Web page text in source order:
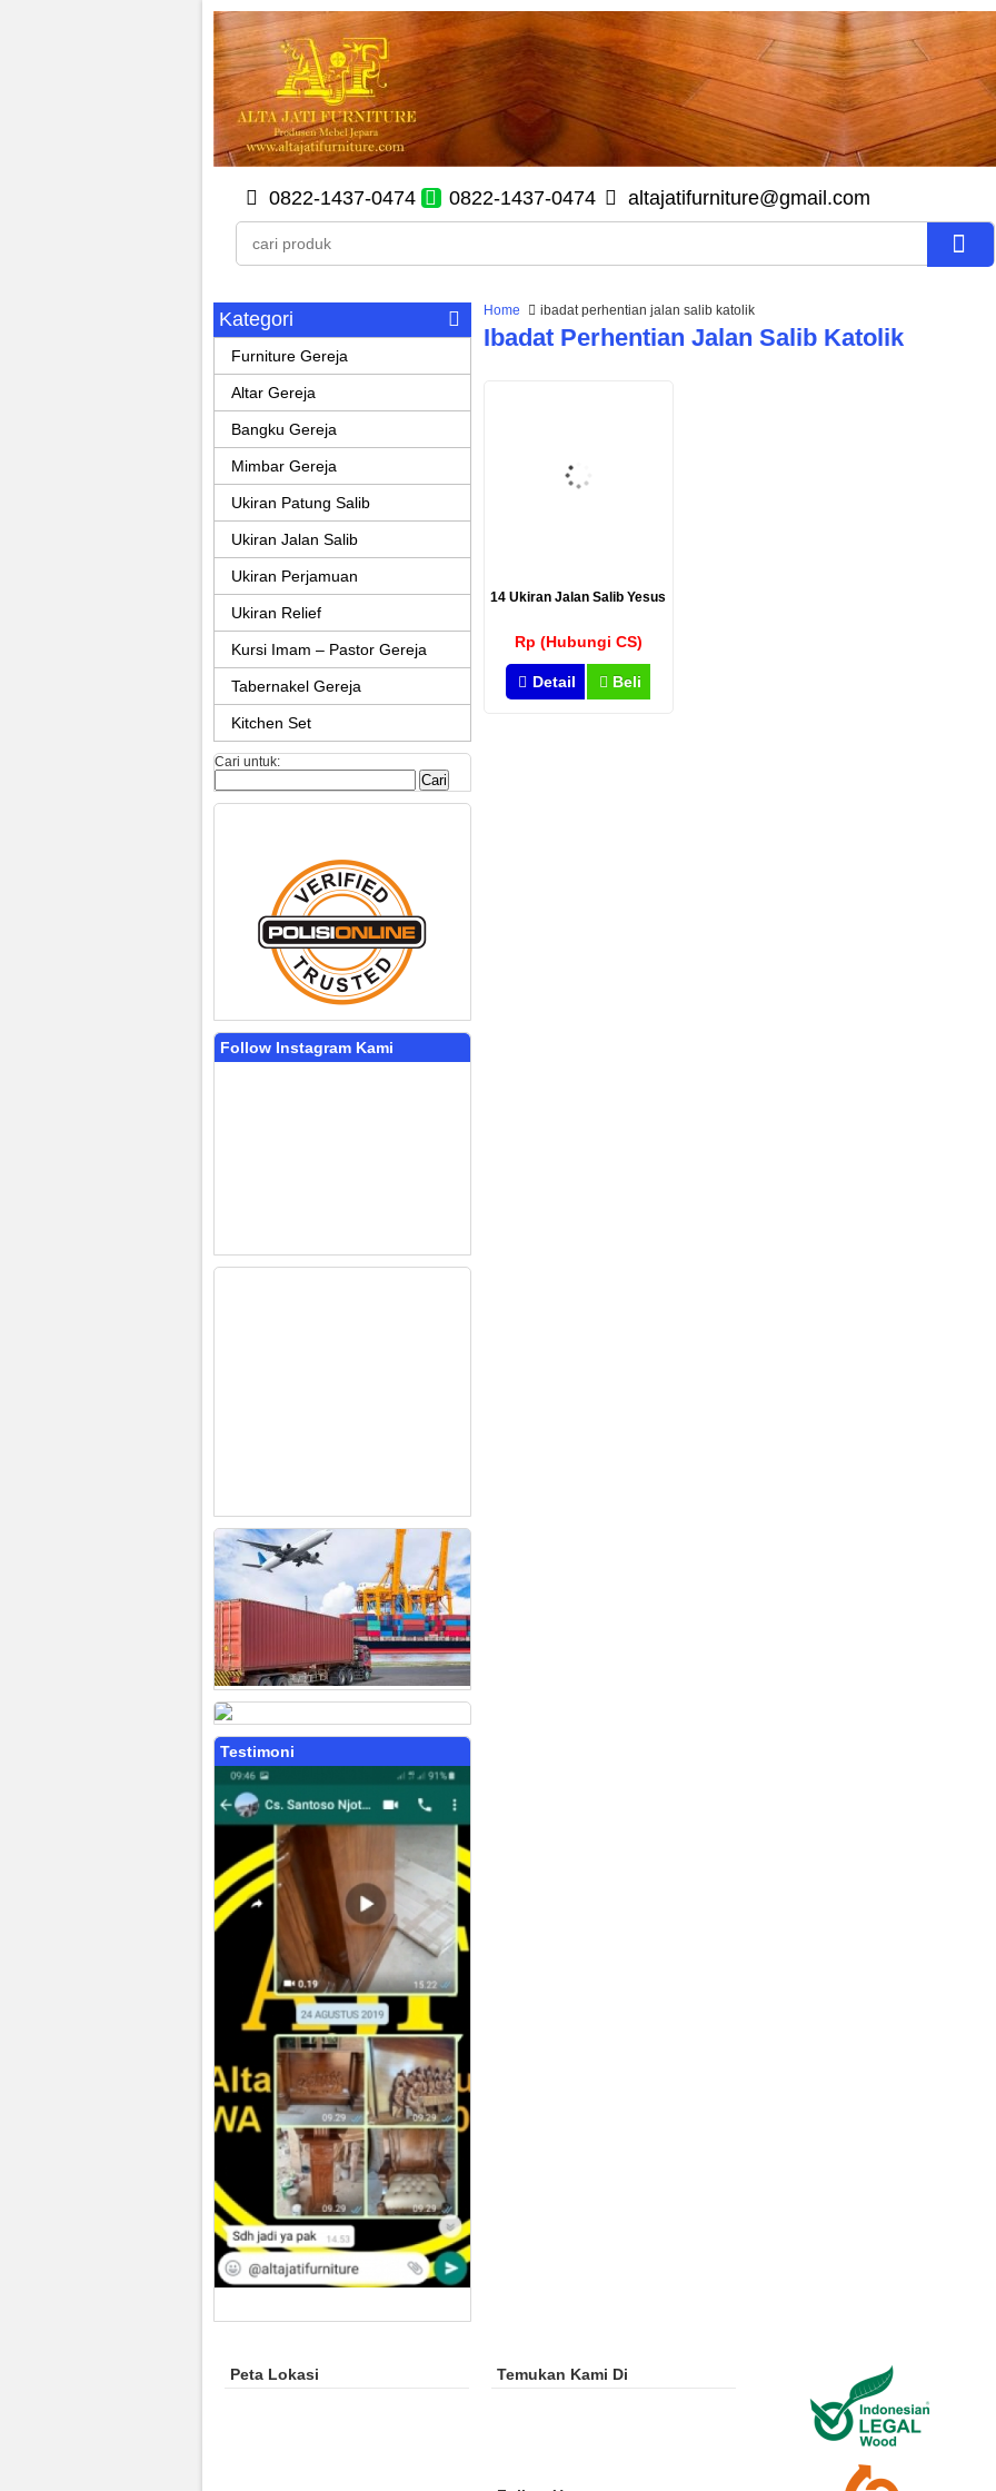
0822-1437-0474 0822-1437-0474 altajatifurniture@gmail.com
Home ibadat perhentian jalan salib katolik
Ibadat Perhentian Jalan Salib Katolik
14 Ukiran Jalan Salib Yesus
Rp (Hubungi CS)
Detail Beli
Kategori
Furniture Gereja
Altar Gereja
Bangku Gereja
Mimbar Gereja
Ukiran Patung Salib
Ukiran Jalan Salib
Ukiran Perjamuan
Ukiran Relief
Kursi Imam – Pastor Gereja
Tabernakel Gereja
Kitchen Set
Cari untuk:
Follow Instagram Kami
Testimoni
Peta Lokasi Temukan Kami Di